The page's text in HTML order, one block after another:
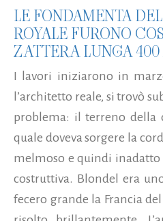
LE FONDAMENTA
ROYALE FURONO
ZATTERA LUNGA
I lavori iniziarono in
l’architetto reale, si trovò
problema: il terreno della
quale doveva sorgere la
melmoso e quindi
costruttiva. Blondel era
fecero grande la Francia